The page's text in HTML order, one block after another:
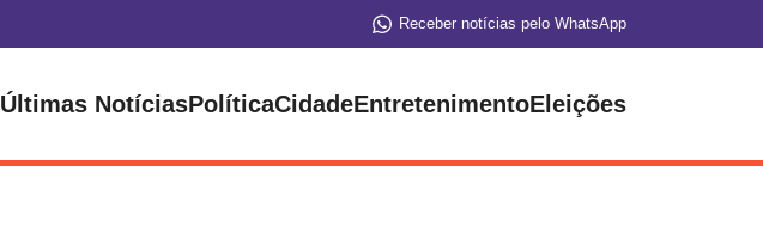
Receber notícias pelo WhatsApp
Últimas NotíciasPolíticaCidadeEntretenimentoEleições